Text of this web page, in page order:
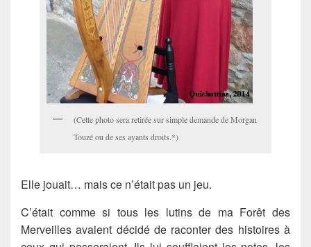
(Cette photo sera retirée sur simple demande de Morgan
Touzé ou de ses ayants droits.*)
Elle jouait… mais ce n’était pas un jeu.
C’était comme si tous les lutins de ma Forêt des
Merveilles avaient décidé de raconter des histoires à